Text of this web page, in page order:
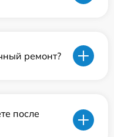
ремонт?
после